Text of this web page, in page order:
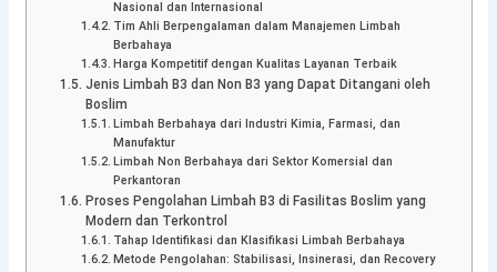
Nasional dan Internasional
Tim Ahli Berpengalaman dalam Manajemen Limbah
Berbahaya
Harga Kompetitif dengan Kualitas Layanan Terbaik
Jenis Limbah B3 dan Non B3 yang Dapat Ditangani oleh
Boslim
Limbah Berbahaya dari Industri Kimia, Farmasi, dan
Manufaktur
Limbah Non Berbahaya dari Sektor Komersial dan
Perkantoran
Proses Pengolahan Limbah B3 di Fasilitas Boslim yang
Modern dan Terkontrol
Tahap Identifikasi dan Klasifikasi Limbah Berbahaya
Metode Pengolahan: Stabilisasi, Insinerasi, dan Recovery